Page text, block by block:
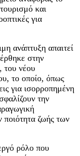
και
για
ανάπτυξη απαιτεί
στην
του νέου
το οποίο, όπως
για ισορροπημένη
την
ποιότητα ζωής των
ρόλο που